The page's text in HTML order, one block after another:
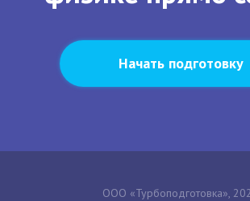
Начать подготовку
ООО «Турбоподготовка»,